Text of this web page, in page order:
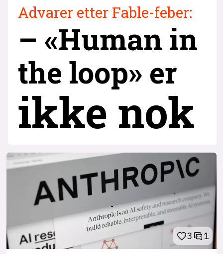
Advarer etter Fable-feber:
– «Human in
the loop» er
ikke nok
3 1